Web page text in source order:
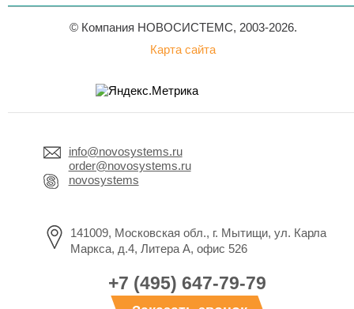
© Компания НОВОСИСТЕМС, 2003-2026.
Карта сайта
info@novosystems.ru
order@novosystems.ru
novosystems
141009, Московская обл., г. Мытищи, ул. Карла
Маркса, д.4, Литера А, офис 526
+7 (495) 647-79-79